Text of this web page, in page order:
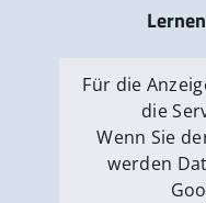
Für die
die
Wenn Sie
werden